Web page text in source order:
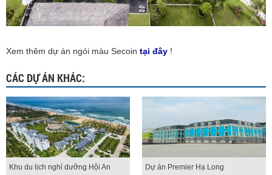
Xem thêm dự án ngói màu Secoin tại đây !
CÁC DỰ ÁN KHÁC:
Khu du lịch nghỉ dưỡng Hội An Dự án Premier Hạ Long